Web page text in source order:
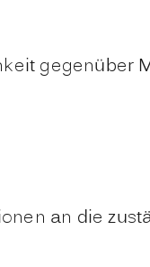
gegenüber
an die